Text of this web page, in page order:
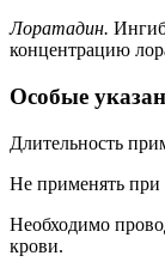
Лоратадин.
концентрацию
Особые
Длительность
Не применять при
Необходимо
крови.